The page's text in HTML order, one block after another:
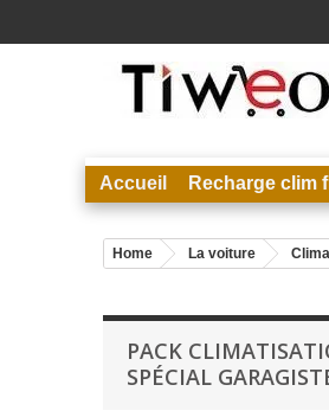
Accueil Recharge clim
Home La voiture
PACK
SPÉCIAL